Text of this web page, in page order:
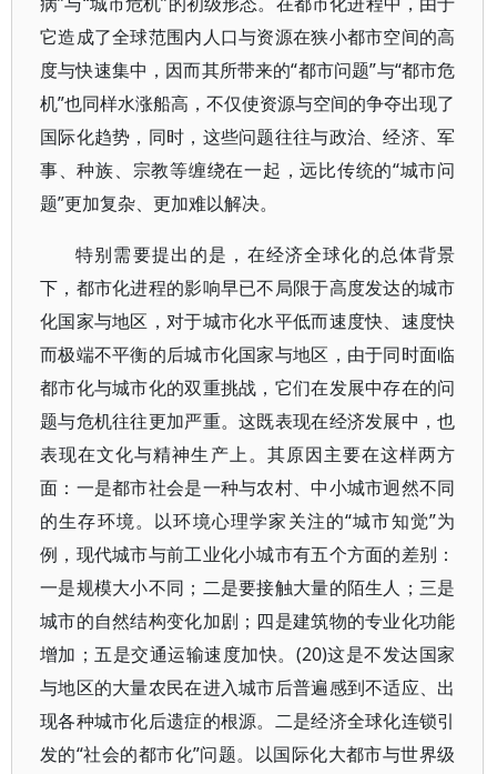
它造成了全球范围内人口与资源在狭小都市空间的高
度与快速集中，因而其所带来的“都市问题”与“都市危
机”也同样水涨船高，不仅使资源与空间的争夺出现了
国际化趋势，同时，这些问题往往与政治、经济、军
事、种族、宗教等缠绕在一起，远比传统的“城市问
题”更加复杂、更加难以解决。
特别需要提出的是，在经济全球化的总体背景
下，都市化进程的影响早已不局限于高度发达的城市
化国家与地区，对于城市化水平低而速度快、速度快
而极端不平衡的后城市化国家与地区，由于同时面临
都市化与城市化的双重挑战，它们在发展中存在的问
题与危机往往更加严重。这既表现在经济发展中，也
表现在文化与精神生产上。其原因主要在这样两方
面：一是都市社会是一种与农村、中小城市迥然不同
的生存环境。以环境心理学家关注的“城市知觉”为
例，现代城市与前工业化小城市有五个方面的差别：
一是规模大小不同；二是要接触大量的陌生人；三是
城市的自然结构变化加剧；四是建筑物的专业化功能
增加；五是交通运输速度加快。(20)这是不发达国家
与地区的大量农民在进入城市后普遍感到不适应、出
现各种城市化后遗症的根源。二是经济全球化连锁引
发的“社会的都市化”问题。以国际化大都市与世界级